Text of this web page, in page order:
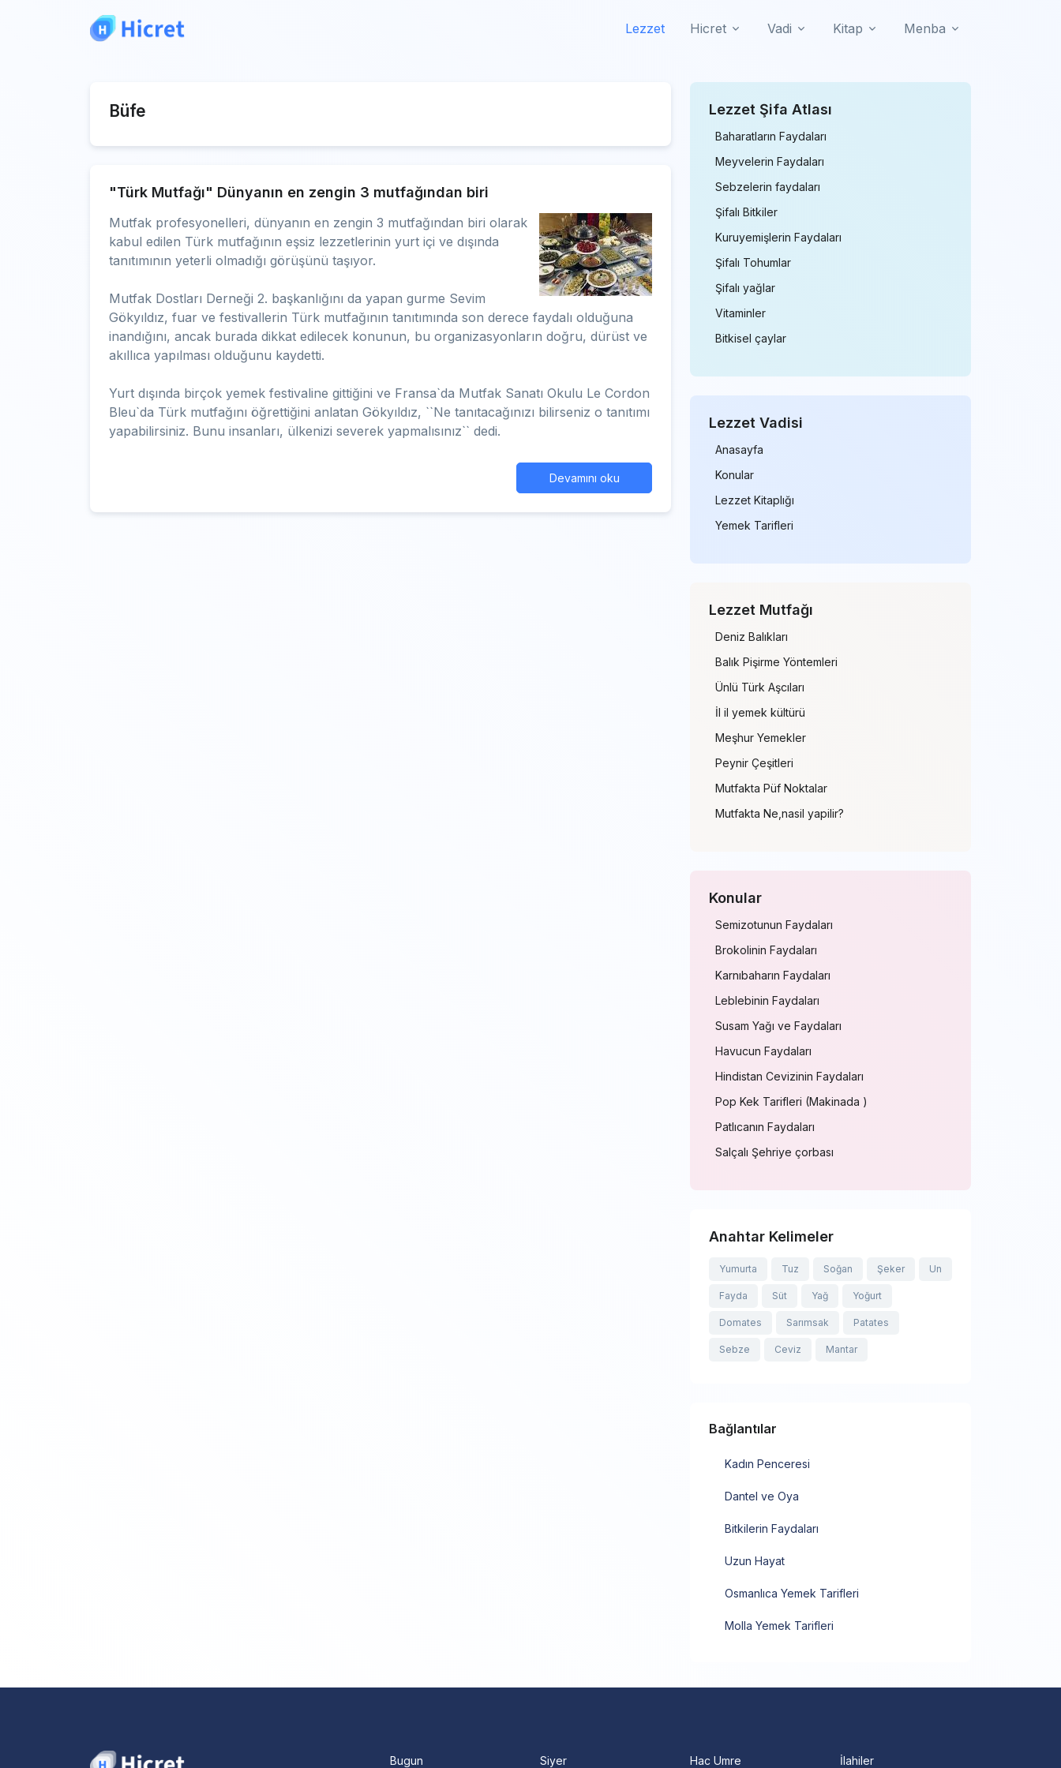
Lezzet Hicret Vadi Kitap Menba
Büfe
"Türk Mutfağı" Dünyanın en zengin 3 mutfağından biri
Mutfak profesyonelleri, dünyanın en zengin 3 mutfağından biri olarak
kabul edilen Türk mutfağının eşsiz lezzetlerinin yurt içi ve dışında
tanıtımının yeterli olmadığı görüşünü taşıyor.
Mutfak Dostları Derneği 2. başkanlığını da yapan gurme Sevim
Gökyıldız, fuar ve festivallerin Türk mutfağının tanıtımında son derece faydalı olduğuna
inandığını, ancak burada dikkat edilecek konunun, bu organizasyonların doğru, dürüst ve
akıllıca yapılması olduğunu kaydetti.
Yurt dışında birçok yemek festivaline gittiğini ve Fransa`da Mutfak Sanatı Okulu Le Cordon
Bleu`da Türk mutfağını öğrettiğini anlatan Gökyıldız, ``Ne tanıtacağınızı bilirseniz o tanıtımı
yapabilirsiniz. Bunu insanları, ülkenizi severek yapmalısınız`` dedi.
Devamını oku
Lezzet Şifa Atlası
Baharatların Faydaları
Meyvelerin Faydaları
Sebzelerin faydaları
Şifalı Bitkiler
Kuruyemişlerin Faydaları
Şifalı Tohumlar
Şifalı yağlar
Vitaminler
Bitkisel çaylar
Lezzet Vadisi
Anasayfa
Konular
Lezzet Kitaplığı
Yemek Tarifleri
Lezzet Mutfağı
Deniz Balıkları
Balık Pişirme Yöntemleri
Ünlü Türk Aşcıları
İl il yemek kültürü
Meşhur Yemekler
Peynir Çeşitleri
Mutfakta Püf Noktalar
Mutfakta Ne,nasil yapilir?
Konular
Semizotunun Faydaları
Brokolinin Faydaları
Karnıbaharın Faydaları
Leblebinin Faydaları
Susam Yağı ve Faydaları
Havucun Faydaları
Hindistan Cevizinin Faydaları
Pop Kek Tarifleri (Makinada )
Patlıcanın Faydaları
Salçalı Şehriye çorbası
Anahtar Kelimeler
Yumurta Tuz Soğan Şeker Un
Fayda Süt Yağ Yoğurt
Domates Sarımsak Patates
Sebze Ceviz Mantar
Bağlantılar
Kadın Penceresi
Dantel ve Oya
Bitkilerin Faydaları
Uzun Hayat
Osmanlıca Yemek Tarifleri
Molla Yemek Tarifleri
Bugun Siyer Hac Umre İlahiler